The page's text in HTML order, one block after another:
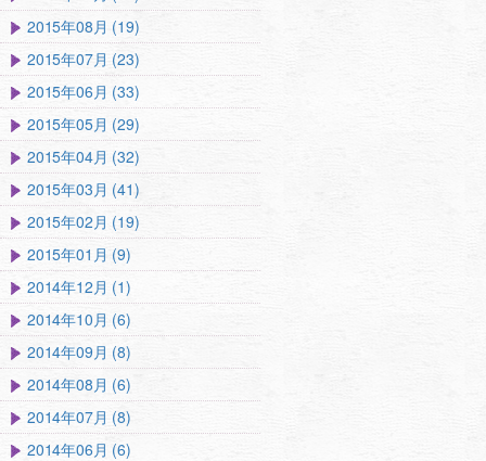
2015年08月 (19)
2015年07月 (23)
2015年06月 (33)
2015年05月 (29)
2015年04月 (32)
2015年03月 (41)
2015年02月 (19)
2015年01月 (9)
2014年12月 (1)
2014年10月 (6)
2014年09月 (8)
2014年08月 (6)
2014年07月 (8)
2014年06月 (6)